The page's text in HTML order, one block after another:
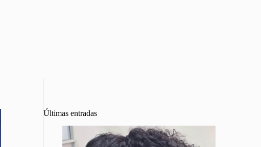
Últimas entradas